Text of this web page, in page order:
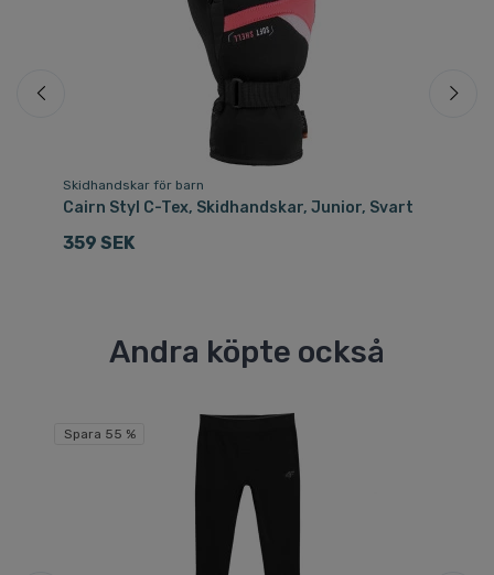
Skidhandskar för barn
Cairn Styl C-Tex, Skidhandskar, Junior, Svart
359 SEK
Andra köpte också
Spara 55 %